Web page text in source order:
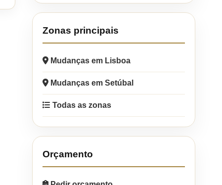
Zonas principais
Mudanças em Lisboa
Mudanças em Setúbal
Todas as zonas
Orçamento